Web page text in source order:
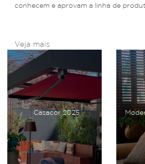
conhecem e aprovam a linha de
Veja mais
Casacor 2025